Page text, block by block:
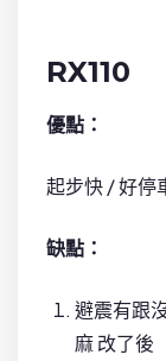
RX110
優點：
起步快 / 好停
缺點：
避震有跟
麻 改了後